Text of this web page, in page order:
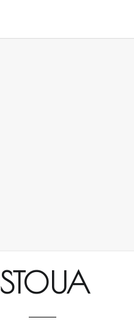
ISTOUA